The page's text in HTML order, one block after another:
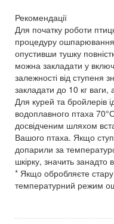
Рекомендації
Для початку роботи
процедуру
опустивши тушку
можна закладати у
залежності від
закладати до 10 кг
Для курей та бройлерів
водоплавного птаха
досвідченим шляхом
Вашого птаха. Якщо
допарили за
шкірку, значить
* Якщо обробляєте
температурний режим